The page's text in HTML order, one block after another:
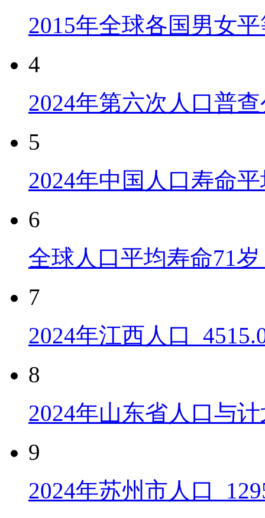
2015年全球各国男女
4
2024年第六次人口普
5
2024年中国人口寿命
6
全球人口平均寿命71
7
2024年江西人口
8
2024年山东省人口与
9
2024年苏州市人口